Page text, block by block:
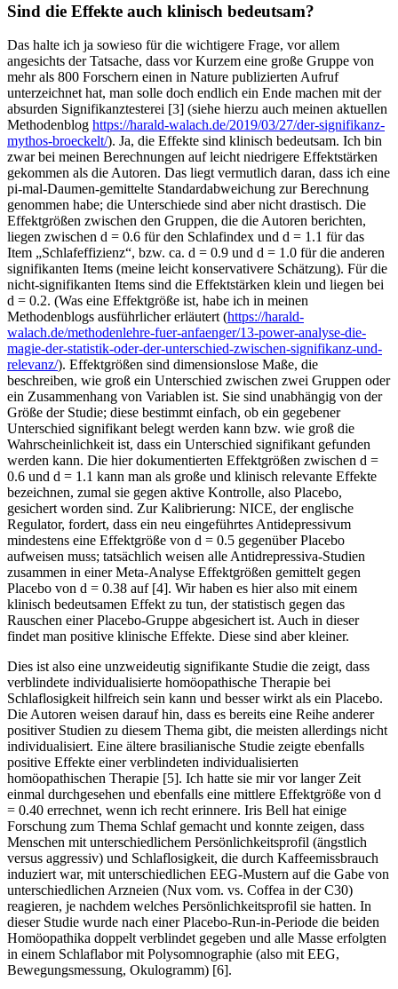
Sind die Effekte auch klinisch bedeutsam?
Das halte ich ja sowieso für die wichtigere Frage, vor allem
angesichts der Tatsache, dass vor Kurzem eine große Gruppe von
mehr als 800 Forschern einen in Nature publizierten Aufruf
unterzeichnet hat, man solle doch endlich ein Ende machen mit der
absurden Signifikanztesterei [3] (siehe hierzu auch meinen aktuellen
Methodenblog https://harald-walach.de/2019/03/27/der-signifikanz-
mythos-broeckelt/). Ja, die Effekte sind klinisch bedeutsam. Ich bin
zwar bei meinen Berechnungen auf leicht niedrigere Effektstärken
gekommen als die Autoren. Das liegt vermutlich daran, dass ich eine
pi-mal-Daumen-gemittelte Standardabweichung zur Berechnung
genommen habe; die Unterschiede sind aber nicht drastisch. Die
Effektgrößen zwischen den Gruppen, die die Autoren berichten,
liegen zwischen d = 0.6 für den Schlafindex und d = 1.1 für das
Item „Schlafeffizienz“, bzw. ca. d = 0.9 und d = 1.0 für die anderen
signifikanten Items (meine leicht konservativere Schätzung). Für die
nicht-signifikanten Items sind die Effektstärken klein und liegen bei
d = 0.2. (Was eine Effektgröße ist, habe ich in meinen
Methodenblogs ausführlicher erläutert (https://harald-
walach.de/methodenlehre-fuer-anfaenger/13-power-analyse-die-
magie-der-statistik-oder-der-unterschied-zwischen-signifikanz-und-
relevanz/). Effektgrößen sind dimensionslose Maße, die
beschreiben, wie groß ein Unterschied zwischen zwei Gruppen oder
ein Zusammenhang von Variablen ist. Sie sind unabhängig von der
Größe der Studie; diese bestimmt einfach, ob ein gegebener
Unterschied signifikant belegt werden kann bzw. wie groß die
Wahrscheinlichkeit ist, dass ein Unterschied signifikant gefunden
werden kann. Die hier dokumentierten Effektgrößen zwischen d =
0.6 und d = 1.1 kann man als große und klinisch relevante Effekte
bezeichnen, zumal sie gegen aktive Kontrolle, also Placebo,
gesichert worden sind. Zur Kalibrierung: NICE, der englische
Regulator, fordert, dass ein neu eingeführtes Antidepressivum
mindestens eine Effektgröße von d = 0.5 gegenüber Placebo
aufweisen muss; tatsächlich weisen alle Antidrepressiva-Studien
zusammen in einer Meta-Analyse Effektgrößen gemittelt gegen
Placebo von d = 0.38 auf [4]. Wir haben es hier also mit einem
klinisch bedeutsamen Effekt zu tun, der statistisch gegen das
Rauschen einer Placebo-Gruppe abgesichert ist. Auch in dieser
findet man positive klinische Effekte. Diese sind aber kleiner.
Dies ist also eine unzweideutig signifikante Studie die zeigt, dass
verblindete individualisierte homöopathische Therapie bei
Schlaflosigkeit hilfreich sein kann und besser wirkt als ein Placebo.
Die Autoren weisen darauf hin, dass es bereits eine Reihe anderer
positiver Studien zu diesem Thema gibt, die meisten allerdings nicht
individualisiert. Eine ältere brasilianische Studie zeigte ebenfalls
positive Effekte einer verblindeten individualisierten
homöopathischen Therapie [5]. Ich hatte sie mir vor langer Zeit
einmal durchgesehen und ebenfalls eine mittlere Effektgröße von d
= 0.40 errechnet, wenn ich recht erinnere. Iris Bell hat einige
Forschung zum Thema Schlaf gemacht und konnte zeigen, dass
Menschen mit unterschiedlichem Persönlichkeitsprofil (ängstlich
versus aggressiv) und Schlaflosigkeit, die durch Kaffeemissbrauch
induziert war, mit unterschiedlichen EEG-Mustern auf die Gabe von
unterschiedlichen Arzneien (Nux vom. vs. Coffea in der C30)
reagieren, je nachdem welches Persönlichkeitsprofil sie hatten. In
dieser Studie wurde nach einer Placebo-Run-in-Periode die beiden
Homöopathika doppelt verblindet gegeben und alle Masse erfolgten
in einem Schlaflabor mit Polysomnographie (also mit EEG,
Bewegungsmessung, Okulogramm) [6].